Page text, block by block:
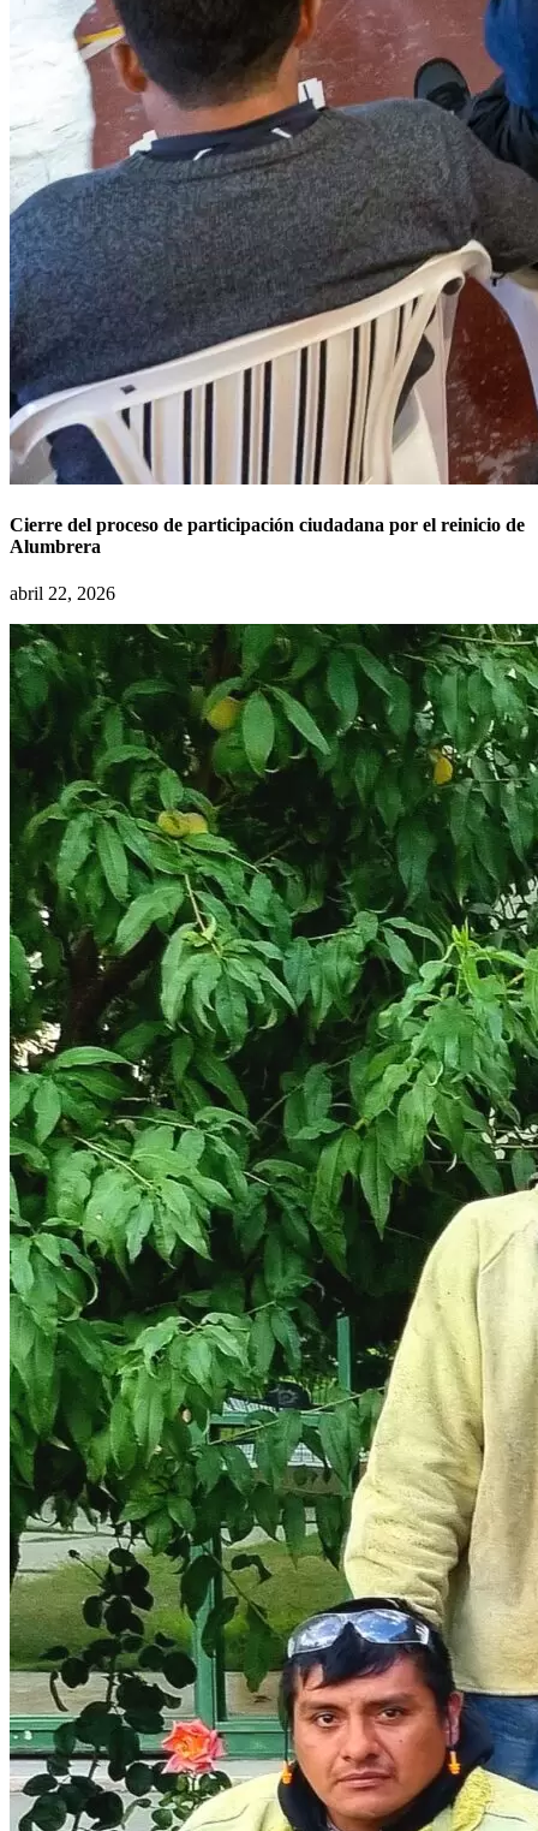
Cierre del proceso de participación ciudadana por el reinicio de
Alumbrera
abril 22, 2026